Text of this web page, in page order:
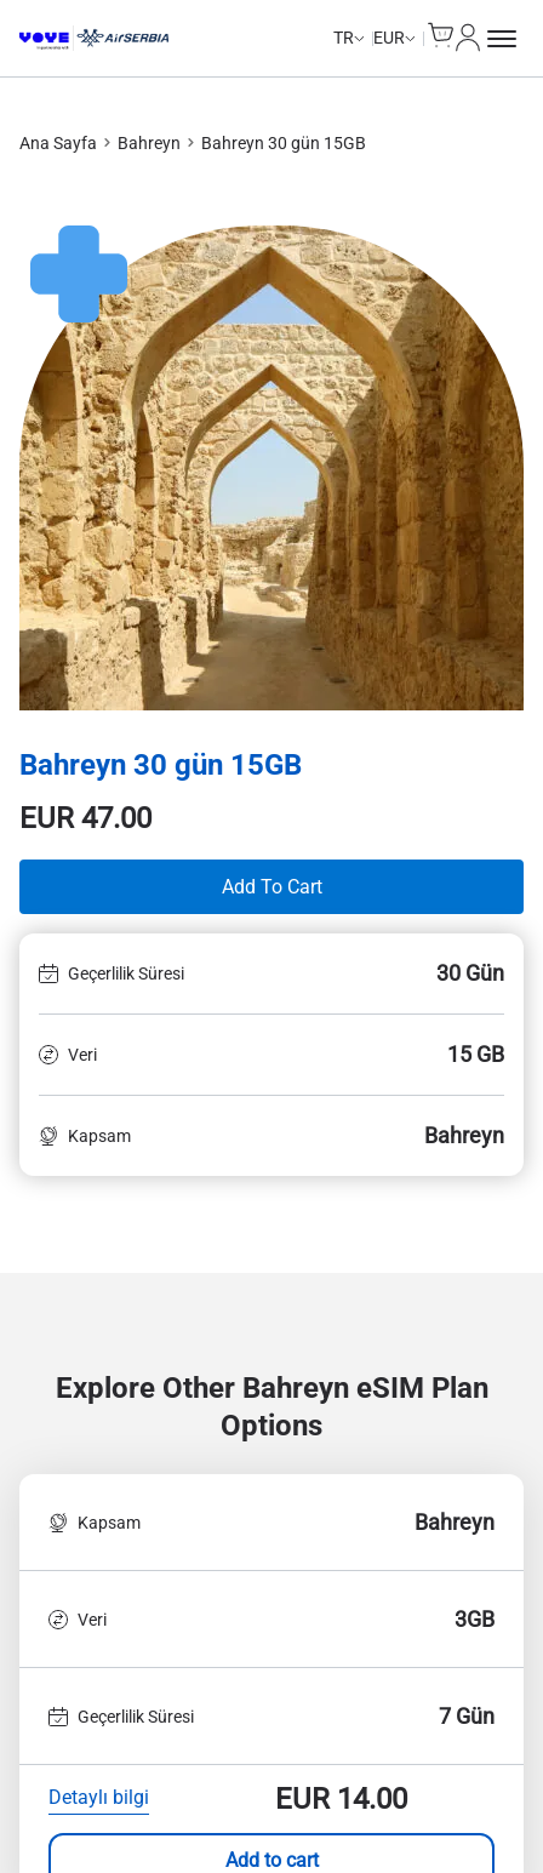
TR EUR
Ana Sayfa Bahreyn Bahreyn 30 gün 15GB
Bahreyn 30 gün 15GB
EUR47.00
Add To Cart
Geçerlilik Süresi 30 Gün
Veri 15 GB
Kapsam Bahreyn
Explore Other Bahreyn eSIM Plan
Options
Kapsam Bahreyn
Veri 3GB
Geçerlilik Süresi 7 Gün
Detaylı bilgi EUR14.00
Add to cart